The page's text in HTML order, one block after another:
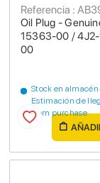
Oil Plug -
15363-00 /
00
Referencia :
Stock en
Estimación de
from purchase